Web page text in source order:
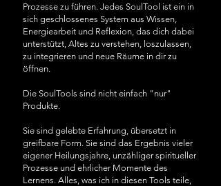
Prozesse zu führen. Jedes SoulTool ist ein in
sich geschlossenes System aus Wissen,
Energiearbeit und Reflexion, das dich dabei
unterstützt, Altes zu verstehen, loszulassen,
zu integrieren und neue Räume in dir zu
öffnen.
Die SoulTools sind nicht einfach "nur"
Produkte.
Sie sind gelebte Erfahrung, übersetzt in
greifbare Form. Sie sind das Ergebnis vieler
eigener Heilungsjahre, unzähliger spiritueller
Prozesse und ehrlicher Momente des
Lernens. Alles, was ich in diesen Tools teile,